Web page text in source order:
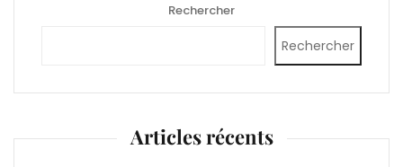
Rechercher
Rechercher
Articles récents